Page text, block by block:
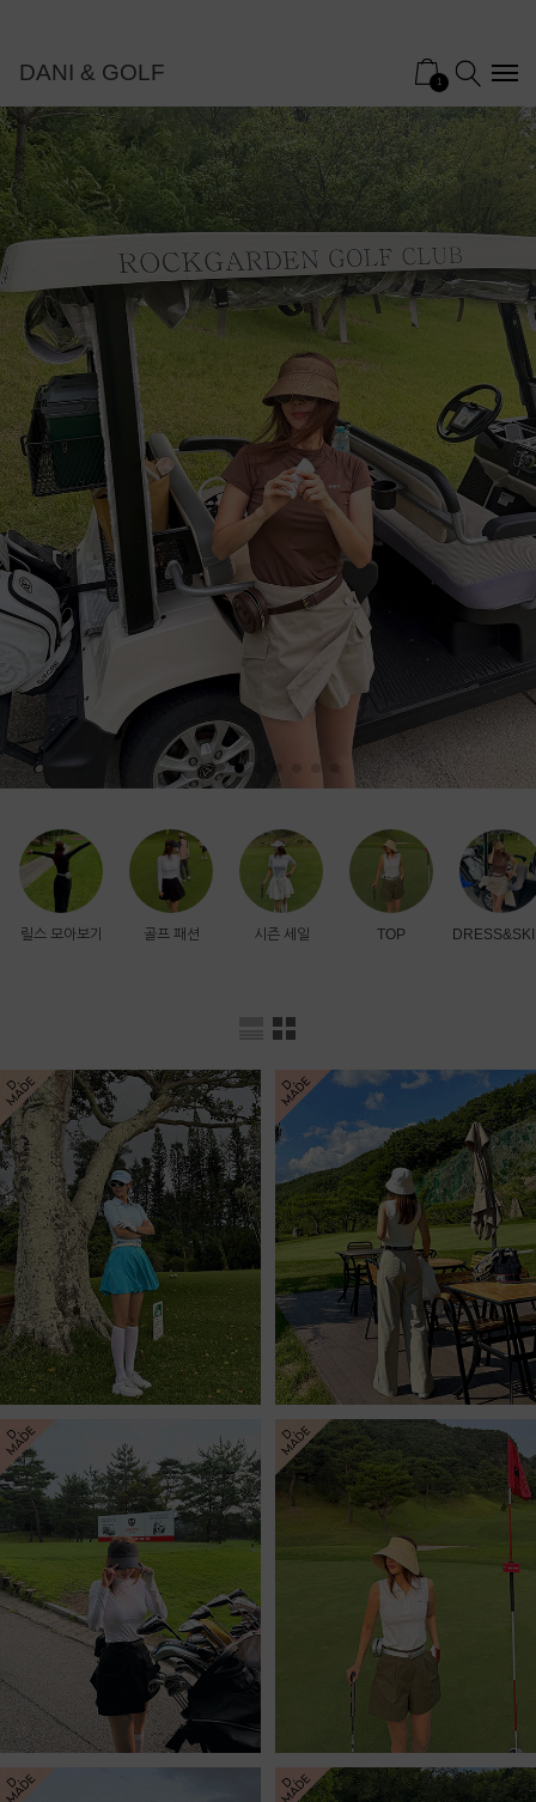
DANI & GOLF 1
릴스 모아보기 골프 패션 시즌 세일 TOP